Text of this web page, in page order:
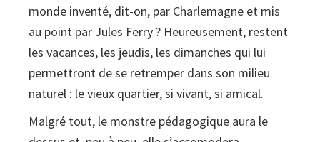
monde inventé, dit-on, par Charlemagne et mis
au point par Jules Ferry ? Heureusement, restent
les vacances, les jeudis, les dimanches qui lui
permettront de se retremper dans son milieu
naturel : le vieux quartier, si vivant, si amical.
Malgré tout, le monstre pédagogique aura le